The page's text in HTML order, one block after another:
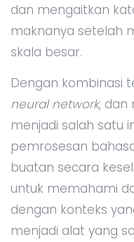
dan mengaitkan
maknanya setelah
skala besar.
Dengan kombinasi
neural network, dan
menjadi salah satu
pemrosesan
buatan secara
untuk memahami
dengan konteks
menjadi alat yang